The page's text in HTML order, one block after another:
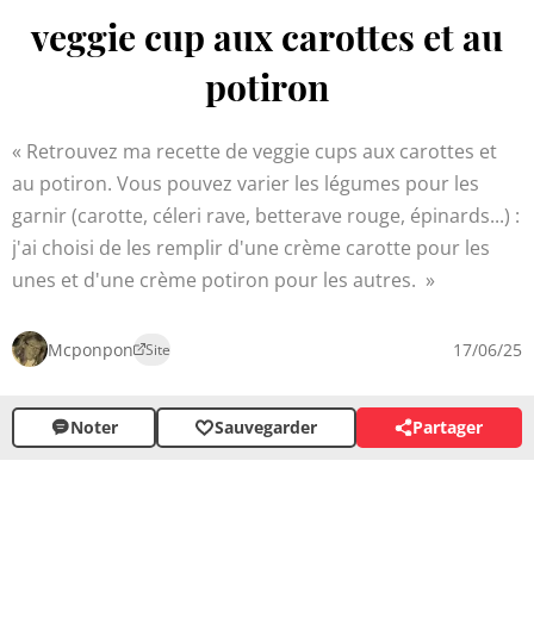
veggie cup aux carottes et au
potiron
Retrouvez ma recette de veggie cups aux carottes et
au potiron. Vous pouvez varier les légumes pour les
garnir (carotte, céleri rave, betterave rouge, épinards...) :
j'ai choisi de les remplir d'une crème carotte pour les
unes et d'une crème potiron pour les autres.
Mcponpon Site 17/06/25
Noter Sauvegarder Partager